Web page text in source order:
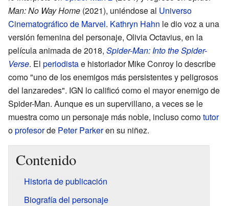
Man: No Way Home (2021), uniéndose al Universo
Cinematográfico de Marvel. Kathryn Hahn le dio voz a una
versión femenina del personaje, Olivia Octavius, en la
película animada de 2018, Spider-Man: Into the Spider-
Verse. El periodistae historiador Mike Conroy lo describe
como "uno de los enemigos más persistentes y peligrosos
del lanzaredes". IGN lo calificó como el mayor enemigo de
Spider-Man. Aunque es un supervillano, a veces se le
muestra como un personaje más noble, incluso comotutor
oprofesorde Peter Parkeren su niñez.
Contenido
Historia de publicación
Biografía del personaje